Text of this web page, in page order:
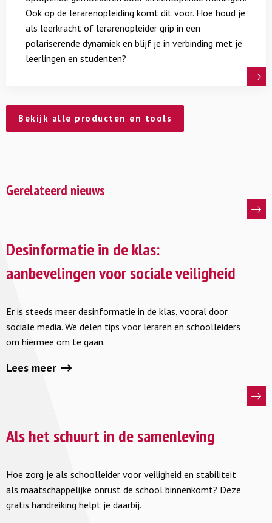
radicalisering voorkomen.
Zoek je tips over hoe te handelen als er sprake is van
radicalisering?
verbinding?
Ook op de lerarenopleiding komt dit voor. Hoe houd je
als leerkracht of lerarenopleider grip in een
polariserende dynamiek en blijf je in verbinding met je
leerlingen en studenten?
Bekijk alle producten en tools
Gerelateerd nieuws
meer
Desinformatie
de
klas:
aanbevelingen
voor
Desinformatie in de klas:
aanbevelingen voor sociale veiligheid
Er is steeds meer desinformatie in de klas, vooral door
sociale media. We delen tips voor leraren en schoolleiders
om hiermee om te gaan.
Lees meer
meer
het
schuurt
Als het schuurt in de samenleving
Hoe zorg je als schoolleider voor veiligheid en stabiliteit
als maatschappelijke onrust de school binnenkomt? Deze
gratis handreiking helpt je daarbij.